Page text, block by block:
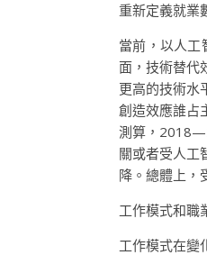
重新定義就業
當前，以人工
面，技術替代
更高的技術水
創造效應誰占
測算，
關或者受人工
降。總體上，
工作模式和職
工作模式在變